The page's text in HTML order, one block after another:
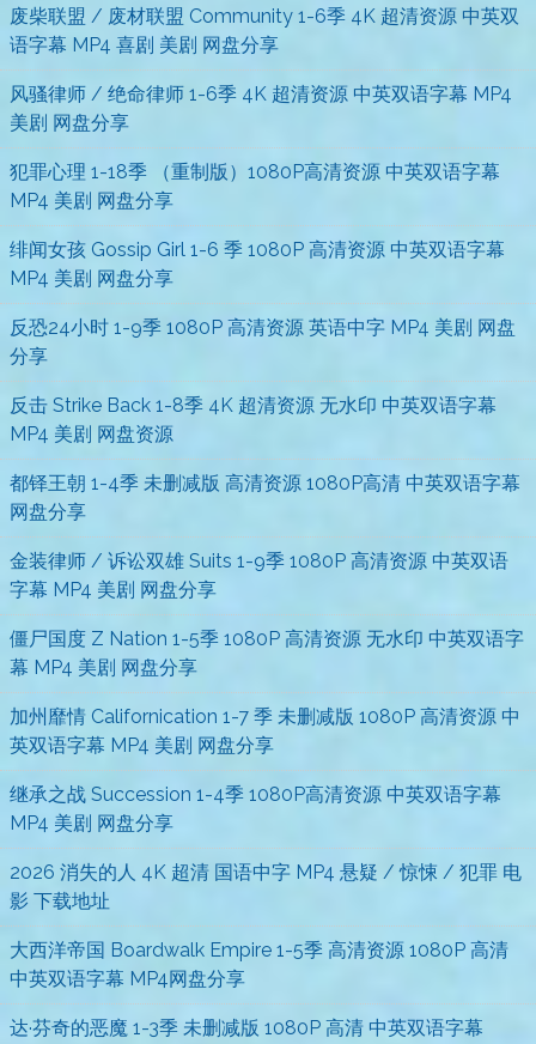
废柴联盟 / 废材联盟 Community 1-6季 4K 超清资源 中英双
语字幕 MP4 喜剧 美剧 网盘分享
风骚律师 / 绝命律师 1-6季 4K 超清资源 中英双语字幕 MP4
美剧 网盘分享
犯罪心理 1-18季 （重制版）1080P高清资源 中英双语字幕
MP4 美剧 网盘分享
绯闻女孩 Gossip Girl 1-6 季 1080P 高清资源 中英双语字幕
MP4 美剧 网盘分享
反恐24小时 1-9季 1080P 高清资源 英语中字 MP4 美剧 网盘
分享
反击 Strike Back 1-8季 4K 超清资源 无水印 中英双语字幕
MP4 美剧 网盘资源
都铎王朝 1-4季 未删减版 高清资源 1080P高清 中英双语字幕
网盘分享
金装律师 / 诉讼双雄 Suits 1-9季 1080P 高清资源 中英双语
字幕 MP4 美剧 网盘分享
僵尸国度 Z Nation 1-5季 1080P 高清资源 无水印 中英双语字
幕 MP4 美剧 网盘分享
加州靡情 Californication 1-7 季 未删减版 1080P 高清资源 中
英双语字幕 MP4 美剧 网盘分享
继承之战 Succession 1-4季 1080P高清资源 中英双语字幕
MP4 美剧 网盘分享
2026 消失的人 4K 超清 国语中字 MP4 悬疑 / 惊悚 / 犯罪 电
影 下载地址
大西洋帝国 Boardwalk Empire 1-5季 高清资源 1080P 高清
中英双语字幕 MP4网盘分享
达·芬奇的恶魔 1-3季 未删减版 1080P 高清 中英双语字幕